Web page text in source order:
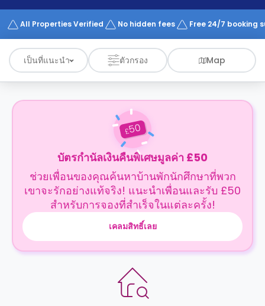
Works
All Properties Verified No hidden fees Free 24/7 booking
เป็นที่แนะนำ ตัวกรอง Map
£50
บัตรกำนัลเงินคืนพิเศษมูลค่า £50
ช่วยเพื่อนของคุณค้นหาบ้านพักนักศึกษาที่พวก
เขาจะรักอย่างแท้จริง! แนะนำเพื่อนและรับ £50
สำหรับการจองที่สำเร็จในแต่ละครั้ง!
เคลมสิทธิ์เลย